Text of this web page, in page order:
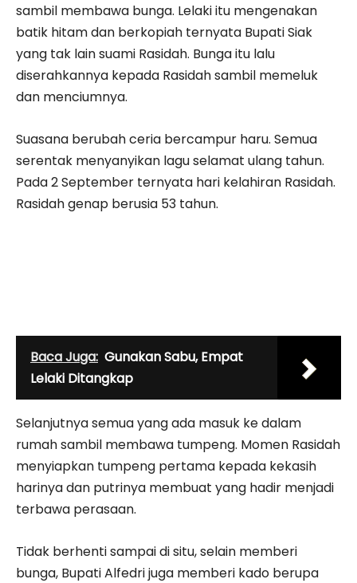
sambil membawa bunga. Lelaki itu mengenakan
batik hitam dan berkopiah ternyata Bupati Siak
yang tak lain suami Rasidah. Bunga itu lalu
diserahkannya kepada Rasidah sambil memeluk
dan menciumnya.
Suasana berubah ceria bercampur haru. Semua
serentak menyanyikan lagu selamat ulang tahun.
Pada 2 September ternyata hari kelahiran Rasidah.
Rasidah genap berusia 53 tahun.
Baca Juga: Gunakan Sabu, Empat
Lelaki Ditangkap
Selanjutnya semua yang ada masuk ke dalam
rumah sambil membawa tumpeng. Momen Rasidah
menyiapkan tumpeng pertama kepada kekasih
harinya dan putrinya membuat yang hadir menjadi
terbawa perasaan.
Tidak berhenti sampai di situ, selain memberi
bunga, Bupati Alfedri juga memberi kado berupa